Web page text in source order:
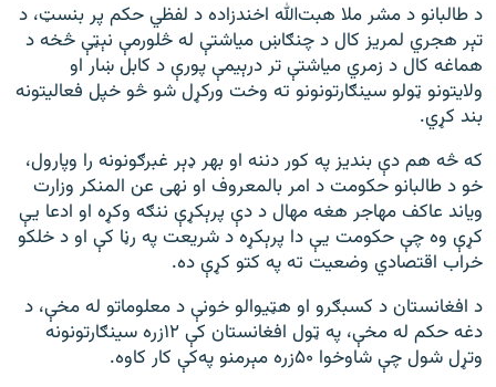
د طالبانو د مشر ملا هبت‌الله اخندزاده د لفظي حکم پر بنسټ، د
تېر هجري لمریز کال د چنګاښ میاشتې له څلورمې نېټې څخه د
هماغه کال د زمري میاشتې تر درېیمې پورې د کابل ښار او
ولایتونو ټولو سینګارتونونو ته وخت ورکړل شو څو خپل فعالیتونه
بند کړي.
که څه هم دې بندیز په کور دننه او بهر ډېر غبرګونونه را وپارول،
خو د طالبانو حکومت د امر بالمعروف او نهی عن المنکر وزارت
ویاند عاکف مهاجر هغه مهال د دې پرېکړې ننګه وکړه او ادعا یې
کړې وه چې حکومت یې دا پرېکړه د شریعت په رڼا کې او د خلکو
خراب اقتصادي وضعیت ته په کتو کړې ده.
د افغانستان د کسبګرو او هټیوالو خونې د معلوماتو له مخې، د
دغه حکم له مخې، په ټول افغانستان کې ۱۲زره سینګارتونونه
وتړل شول چې شاوخوا ۵۰زره مېرمنو په‌کې کار کاوه.